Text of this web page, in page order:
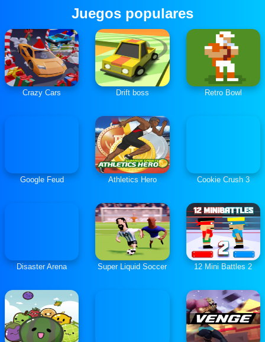
Juegos populares
Crazy Cars Drift boss Retro Bowl
Google Feud Athletics Hero Cookie Crush 3
Disaster Arena Super Liquid Soccer 12 Mini Battles 2